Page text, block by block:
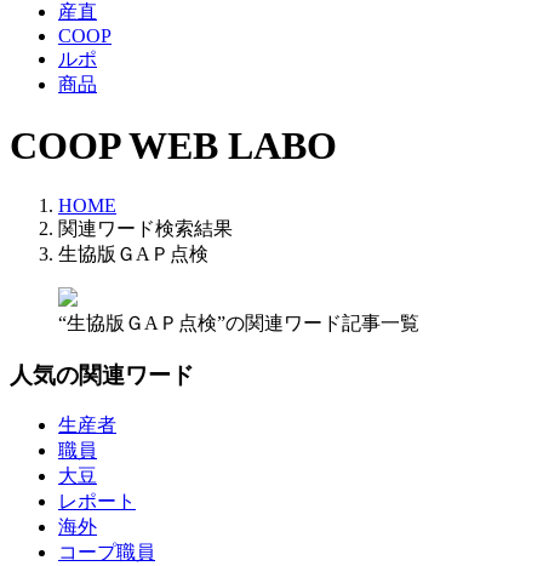
産直
COOP
ルポ
商品
COOP WEB LABO
HOME
関連ワード検索結果
生協版ＧAＰ点検
“生協版ＧAＰ点検”の関連ワード記事一覧
人気の関連ワード
生産者
職員
大豆
レポート
海外
コープ職員